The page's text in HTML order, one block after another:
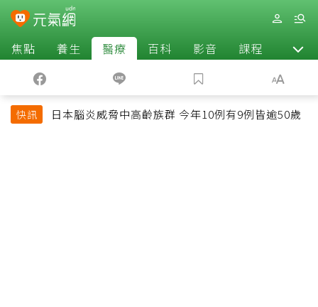
焦點 養生 醫療 百科 影音 課程 退休
快訊 日本腦炎威脅中高齡族群 今年10例有9例皆逾50歲